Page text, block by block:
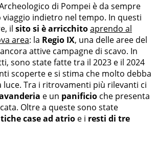
di Pompei è da sempre
indietro nel tempo. In questi
il sito si è arricchitoaprendo al
area: la Regio IX, una delle aree del
attive campagne di scavo. In
sono state fatte tra il 2023 e il 2024
scoperte e si stima che molto debba
luce. Tra i ritrovamenti più rilevanti ci
e un panificio che presenta
Oltre a queste sono state
case ad atrio e i resti di tre